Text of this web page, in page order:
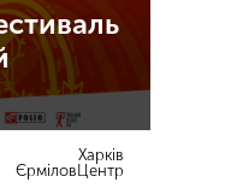
Харків
ЄрміловЦентр